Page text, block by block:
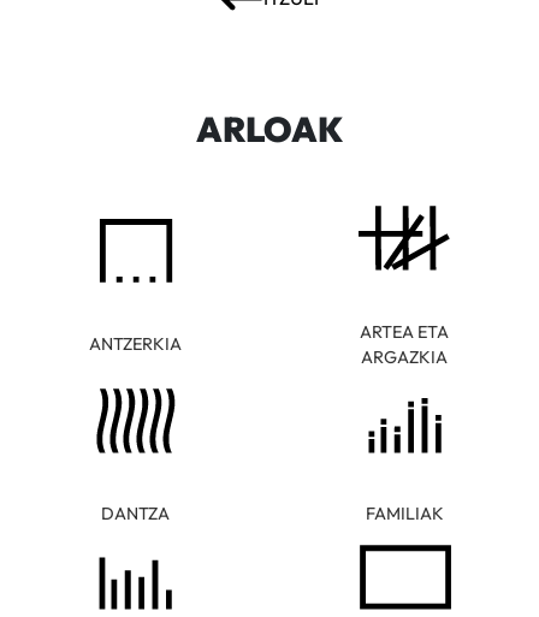
ARLOAK
ANTZERKIA
ARTEA ETA
ARGAZKIA
DANTZA FAMILIAK